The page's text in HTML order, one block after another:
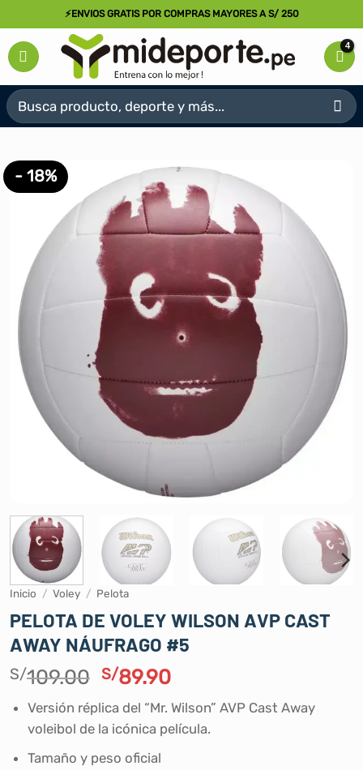
al
contenido
⚡ENVIOS GRATIS POR COMPRAS MAYORES A S/ 250
Buscar
por:
- 18%
Inicio / Voley / Pelota
PELOTA DE VOLEY WILSON AVP CAST
AWAY NÁUFRAGO #5
S/109.00 El
original
era:
S/109.00.
S/89.90El
actual
es:
Versión réplica del “Mr. Wilson” AVP Cast Away
voleibol de la icónica película.
Tamaño y peso oficial